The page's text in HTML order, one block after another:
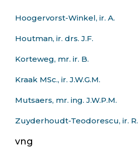
Hoogervorst-Winkel, ir. A.
Houtman, ir. drs. J.F.
Korteweg, mr. ir. B.
Kraak MSc., ir. J.W.G.M.
Mutsaers, mr. ing. J.W.P.M.
Zuyderhoudt-Teodorescu, ir. R.
vng